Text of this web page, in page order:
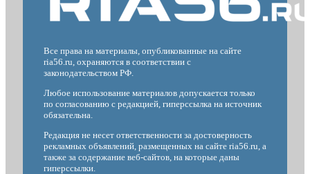
Все права на материалы, опубликованные на сайте
ria56.ru, охраняются в соответствии с
законодательством РФ.
Любое использование материалов допускается только
по согласованию с редакцией, гиперссылка на источник
обязательна.
Редакция не несет ответственности за достоверность
рекламных объявлений, размещенных на сайте ria56.ru, а
также за содержание веб-сайтов, на которые даны
гиперссылки.